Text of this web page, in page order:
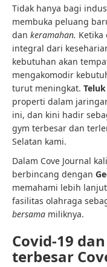
Tidak hanya bagi
membuka peluang
dan keramahan.
integral dari
kebutuhan akan
mengakomodir
turut meningkat.
properti dalam
ini, dan kini hadir
gym terbesar dan
Selatan kami.
Dalam Cove Journal
berbincang dengan
memahami lebih
fasilitas olahraga
bersama miliknya.
Covid-19
terbesar